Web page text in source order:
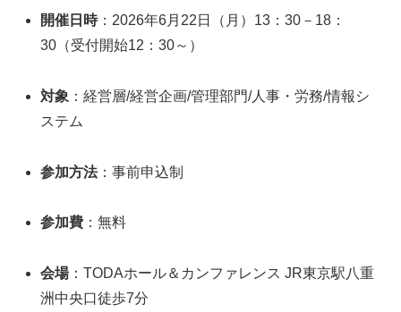
開催日時：2026年6月22日（月）13：30－18：
30（受付開始12：30～）
対象 ：経営層/経営企画/管理部門/人事・労務/情報シ
ステム
参加方法：事前申込制
参加費 ：無料
会場：TODAホール＆カンファレンス JR東京駅八重
洲中央口徒歩7分